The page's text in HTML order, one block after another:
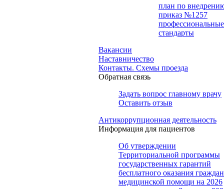
план по
приказ №1257
профессиональные
стандарты
Вакансии
Наставничество
Контакты. Схемы проезда
Обратная связь
Задать вопрос главному врачу
Оставить отзыв
Антикоррупционная деятельность
Информация для пациентов
Об утверждении
Территориальной программы
государственных гарантий
бесплатного оказания
медицинской помощи на 2026